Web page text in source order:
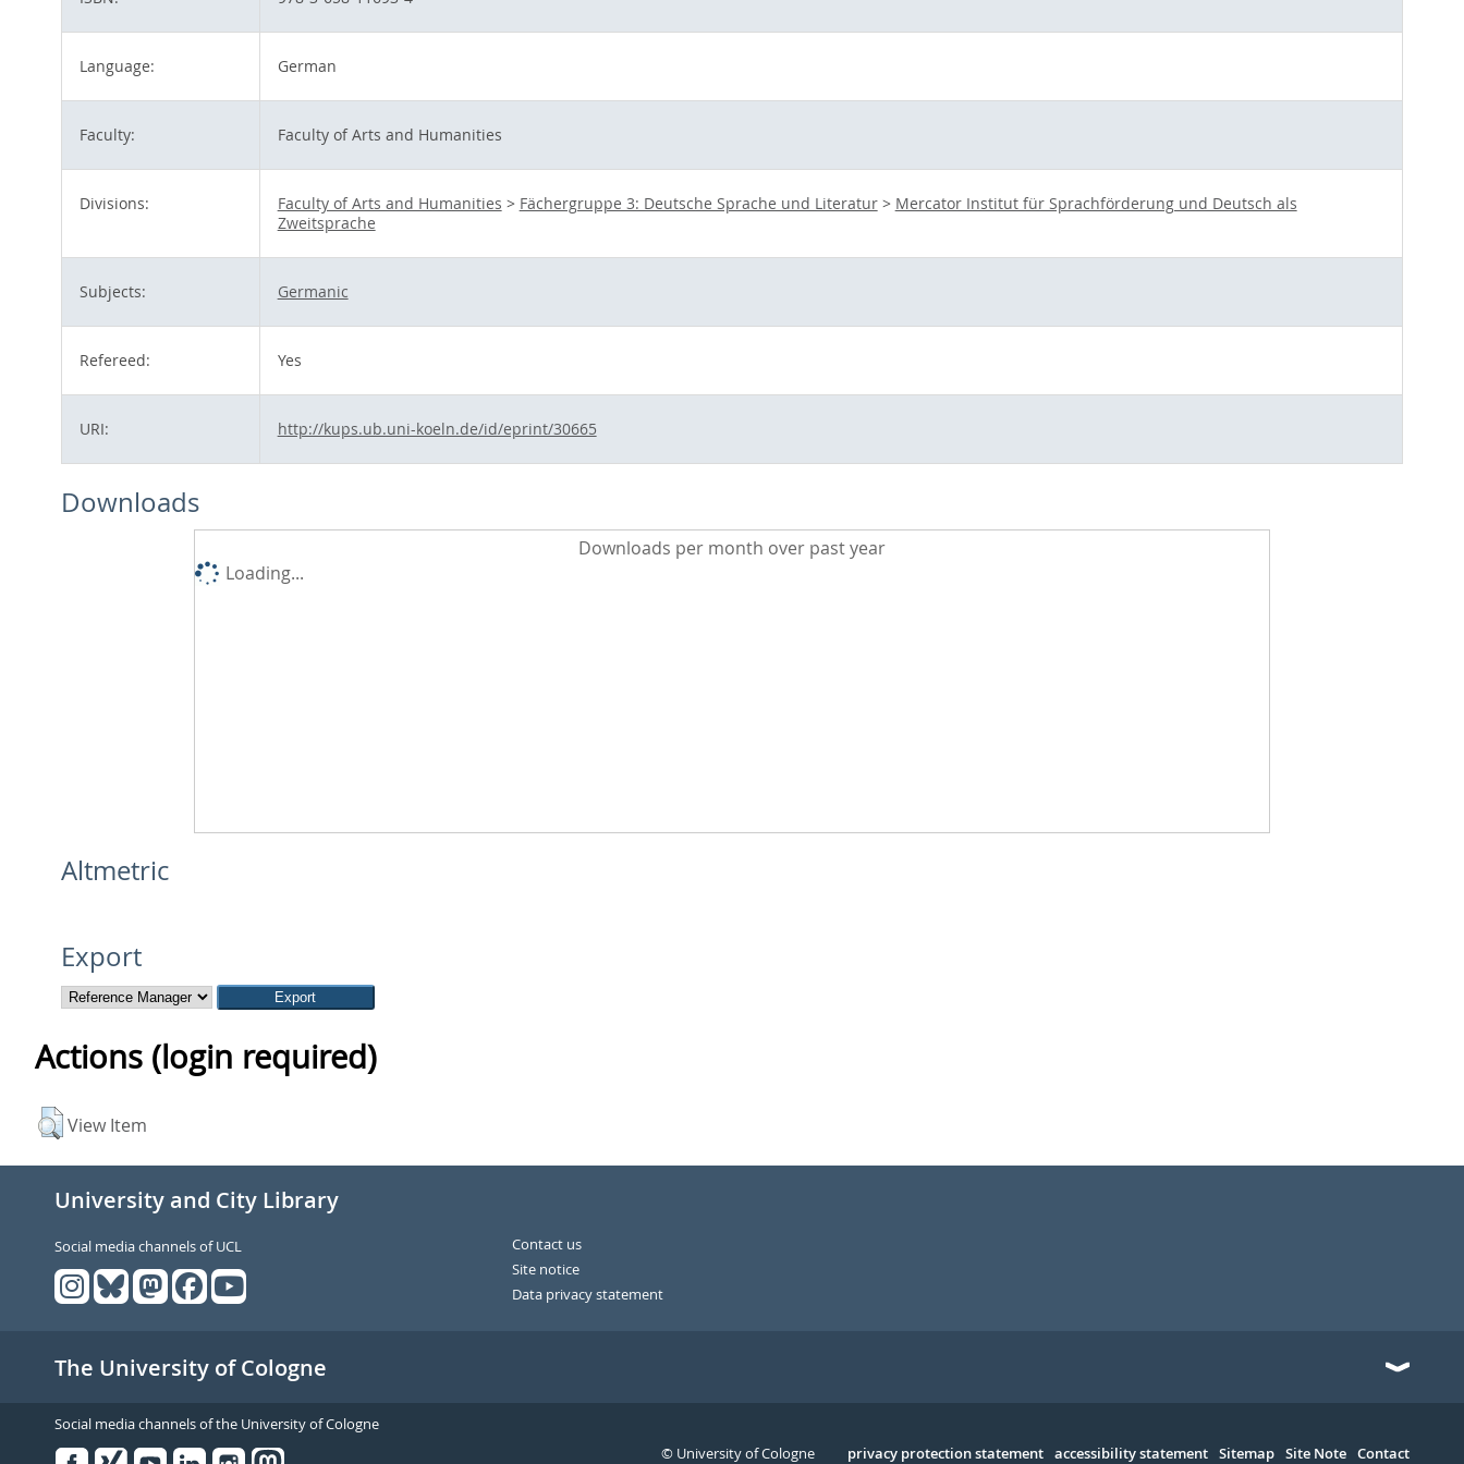
Language: German
Faculty: Faculty of Arts and Humanities
Divisions: Faculty of Arts and Humanities > Fächergruppe 3: Deutsche Sprache und Literatur> Mercator Institut für Sprachförderung und Deutsch als
Zweitsprache
Subjects: Germanic
Refereed: Yes
URI: http://kups.ub.uni-koeln.de/id/eprint/30665
Downloads
Downloads per month over past year
Loading...
Altmetric
Export
Actions (login required)
View Item
University and City Library
Social media channels of UCL
Contact us
Site notice
Data privacy statement
The University of Cologne
Social media channels of the University of Cologne
privacy protection statement accessibility statement Sitemap Site Note Contact
© University of Cologne